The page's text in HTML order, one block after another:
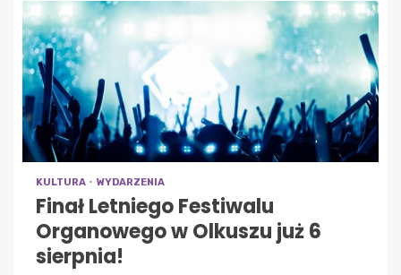
KULTURA WYDARZENIA
Finał Letniego Festiwalu
Organowego w Olkuszu już 6
sierpnia!